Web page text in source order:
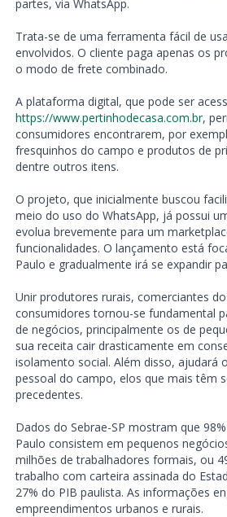
partes, via WhatsApp.
Trata-se de uma ferramenta fácil de
envolvidos. O cliente paga apenas os
o modo de frete combinado.
A plataforma digital, que pode ser
https://www.pertinhodecasa.com.br,
consumidores encontrarem, por
fresquinhos do campo e produtos de
dentre outros itens.
O projeto, que inicialmente buscou
meio do uso do WhatsApp, já possui
evolua brevemente para um
funcionalidades. O lançamento está
Paulo e gradualmente irá se expandir
Unir produtores rurais, comerciantes
consumidores tornou-se fundamental
de negócios, principalmente os de
sua receita cair drasticamente em
isolamento social. Além disso, ajudará
pessoal do campo, elos que mais têm
precedentes.
Dados do Sebrae-SP mostram que
Paulo consistem em pequenos
milhões de trabalhadores formais, ou
trabalho com carteira assinada do
27% do PIB paulista. As informações
empreendimentos urbanos e rurais.